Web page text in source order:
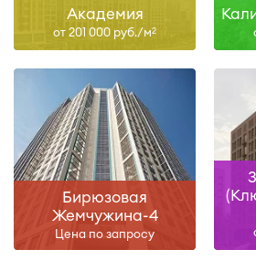
Академия
от 201 000 руб./м2
Бирюзовая
Жемчужина-4
Цена по запросу